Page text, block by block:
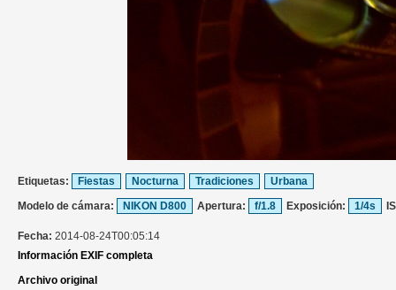
Etiquetas: Fiestas Nocturna Tradiciones
Urbana
Modelo de cámara:
NIKON D800 Apertura: f/1.8 Exposición: 1/4s
Fecha: 2014-08-24T00:05:14
Información EXIF completa
Archivo original